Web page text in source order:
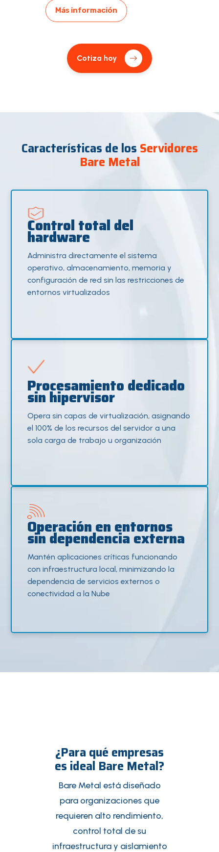
Más información
Cotiza hoy
Características de los Servidores
Bare Metal
Control total del
hardware
Administra directamente el sistema
operativo, almacenamiento, memoria y
configuración de red sin las restricciones de
entornos virtualizados
Procesamiento dedicado
sin hipervisor
Opera sin capas de virtualización, asignando
el 100% de los recursos del servidor a una
sola carga de trabajo u organización
Operación en entornos
sin dependencia externa
Mantén aplicaciones críticas funcionando
con infraestructura local, minimizando la
dependencia de servicios externos o
conectividad a la Nube
¿Para qué empresas
es ideal Bare Metal?
Bare Metal está diseñado
para organizaciones que
requieren alto rendimiento,
control total de su
infraestructura y aislamiento